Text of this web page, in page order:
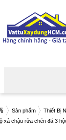
Sản phẩm Thiết Bị
xả chậu rửa chén đá 3